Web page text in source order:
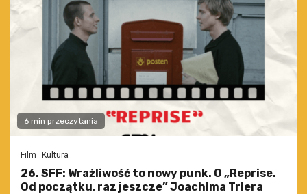
6 min przeczytania
Film Kultura
26. SFF: Wrażliwość to nowy punk. O „Reprise.
Od początku, raz jeszcze” Joachima Triera